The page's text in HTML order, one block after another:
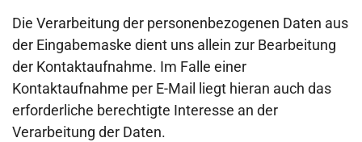
Die Verarbeitung der personenbezogenen Daten aus
der Eingabemaske dient uns allein zur Bearbeitung
der Kontaktaufnahme. Im Falle einer
Kontaktaufnahme per E-Mail liegt hieran auch das
erforderliche berechtigte Interesse an der
Verarbeitung der Daten.